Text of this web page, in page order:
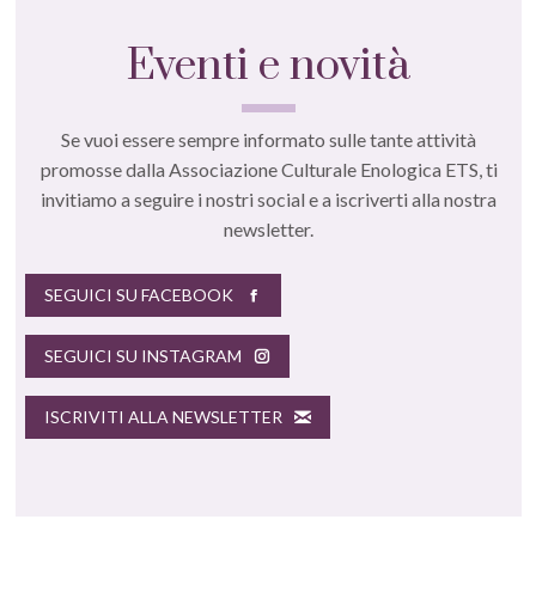
Eventi e novità
Se vuoi essere sempre informato sulle tante attività
promosse dalla Associazione Culturale Enologica ETS, ti
invitiamo a seguire i nostri social e a iscriverti alla nostra
newsletter.
SEGUICI SU FACEBOOK
SEGUICI SU INSTAGRAM
ISCRIVITI ALLA NEWSLETTER